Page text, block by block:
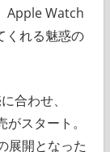
Apple Watch
くれる魅惑の
合わせ、
スタート。
展開となった